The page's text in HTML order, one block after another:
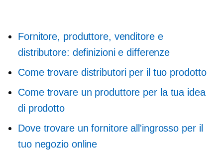
Fornitore, produttore, venditore e
distributore: definizioni e differenze
Come trovare distributori per il tuo prodotto
Come trovare un produttore per la tua idea
di prodotto
Dove trovare un fornitore all'ingrosso per il
tuo negozio online